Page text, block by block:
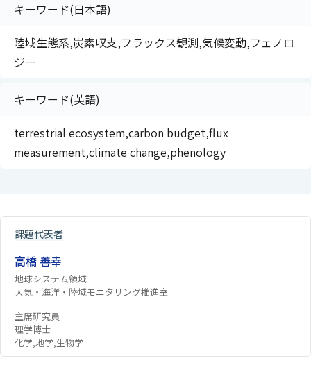
キーワード(日本語)
陸域生態系,炭素収支,フラックス観測,気候変動,フェノロ
ジー
キーワード(英語)
terrestrial ecosystem,carbon budget,flux
measurement,climate change,phenology
課題代表者
高橋 善幸
地球システム領域
大気・海洋・陸域モニタリング推進室
主席研究員
理学博士
化学,地学,生物学